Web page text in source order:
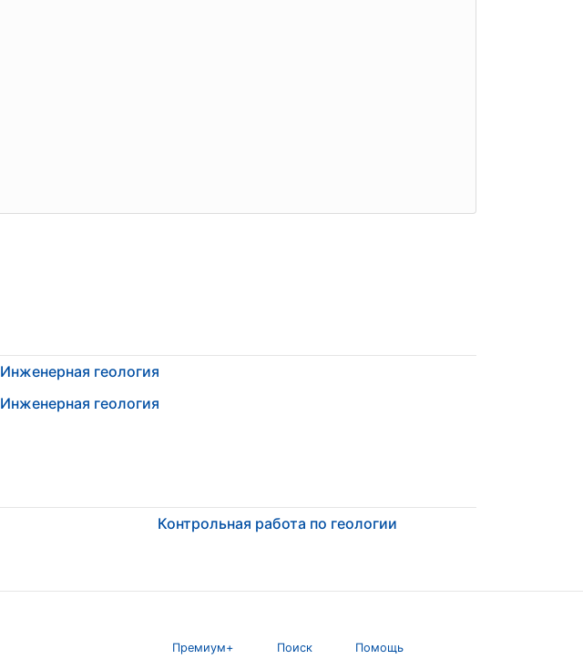
Инженерная геология
Инженерная геология
Контрольная работа по геологии
Премиум+ Поиск Помощь